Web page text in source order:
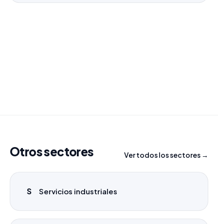
Otros sectores Ver todos los sectores →
S Servicios industriales